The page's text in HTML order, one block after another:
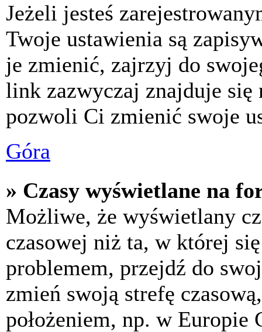
Jeżeli jesteś
Twoje ustawienia są
je zmienić, zajrzyj do
link zazwyczaj znajduje się
pozwoli Ci zmienić swoje
Góra
» Czasy wyświetlane na
Możliwe, że wyświetlany
czasowej niż ta, w której
problemem, przejdź do
zmień swoją strefę
położeniem, np. w Europie